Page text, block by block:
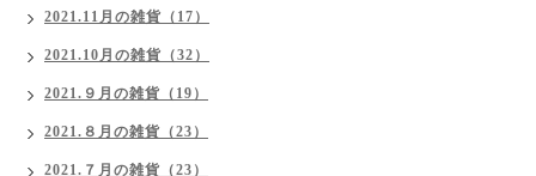
2021.11月の雑貨（17）
2021.10月の雑貨（32）
2021.９月の雑貨（19）
2021.８月の雑貨（23）
2021.７月の雑貨（23）